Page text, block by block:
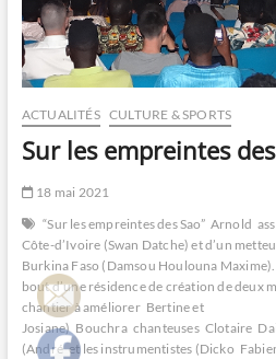
ACTUALITÉS CULTURE & SPORTS
Sur les empreintes
18 mai 2021
“Sur les empreintes des Sao” Arnold
Côte-d’Ivoire (Swan Datche) et d’un
Burkina Faso (Damsou Houlouna
bout d’une résidence de création de deux
chantier à améliorer Bertine et
Josiane) Bouchra chanteuses Clotaire
(André et les instrumentistes (Dicko